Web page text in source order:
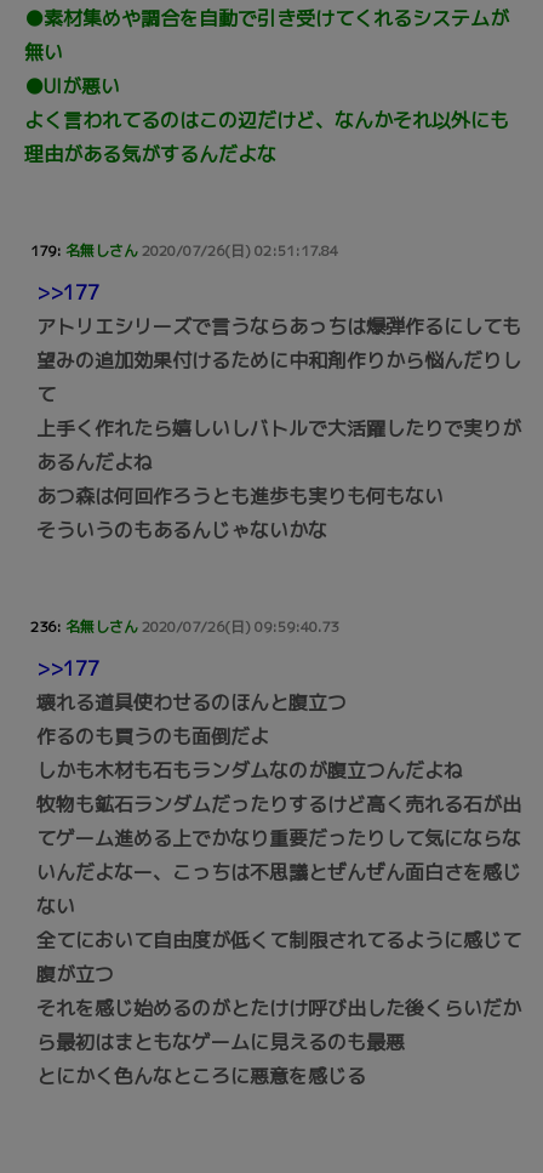
●素材集めや調合を自動で引き受けてくれるシステムが
無い
●UIが悪い
よく言われてるのはこの辺だけど、なんかそれ以外にも
理由がある気がするんだよな
179: 名無しさん2020/07/26(日) 02:51:17.84
>>177
アトリエシリーズで言うならあっちは爆弾作るにしても
望みの追加効果付けるために中和剤作りから悩んだりし
て
上手く作れたら嬉しいしバトルで大活躍したりで実りが
あるんだよね
あつ森は何回作ろうとも進歩も実りも何もない
そういうのもあるんじゃないかな
236: 名無しさん2020/07/26(日) 09:59:40.73
>>177
壊れる道具使わせるのほんと腹立つ
作るのも買うのも面倒だよ
しかも木材も石もランダムなのが腹立つんだよね
牧物も鉱石ランダムだったりするけど高く売れる石が出
てゲーム進める上でかなり重要だったりして気にならな
いんだよなー、こっちは不思議とぜんぜん面白さを感じ
ない
全てにおいて自由度が低くて制限されてるように感じて
腹が立つ
それを感じ始めるのがとたけけ呼び出した後くらいだか
ら最初はまともなゲームに見えるのも最悪
とにかく色んなところに悪意を感じる